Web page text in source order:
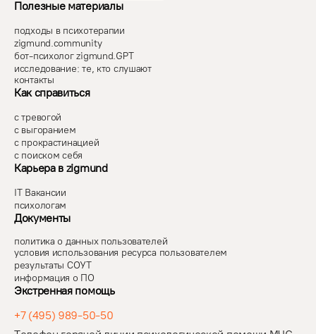
Полезные материалы
подходы в психотерапии
zigmund.community
бот-психолог zigmund.GPT
исследование: те, кто слушают
контакты
Как справиться
с тревогой
с выгоранием
с прокрастинацией
с поиском себя
Карьера в zigmund
IT Вакансии
психологам
Документы
политика о данных пользователей
условия использования ресурса пользователем
результаты СОУТ
информация о ПО
Экстренная помощь
+7 (495) 989-50-50